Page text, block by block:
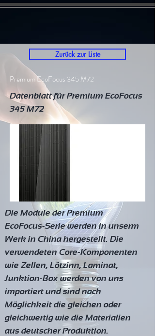
Zurück zur Liste
Premium EcoFocus 345 M72
Datenblatt für Premium EcoFocus
345 M72
Die Module der Premium
EcoFocus-Serie werden in unserm
Werk in China hergestellt. Die
verwendeten Core-Komponenten
wie Zellen, Lötzinn, Laminat,
Junktion-Box werden von uns
importiert und sind nach
Möglichkeit die gleichen oder
gleichwertig wie die Materialien
aus deutscher Produktion.